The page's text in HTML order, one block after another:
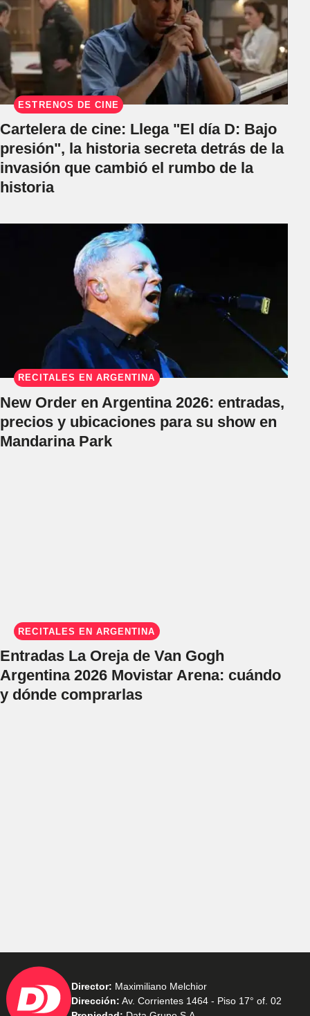
ESTRENOS DE CINE
Cartelera de cine: Llega "El día D: Bajo
presión", la historia secreta detrás de la
invasión que cambió el rumbo de la
historia
RECITALES EN ARGENTINA
New Order en Argentina 2026: entradas,
precios y ubicaciones para su show en
Mandarina Park
RECITALES EN ARGENTINA
Entradas La Oreja de Van Gogh
Argentina 2026 Movistar Arena: cuándo
y dónde comprarlas
Director: Maximiliano Melchior
Dirección: Av. Corrientes 1464 - Piso 17° of. 02